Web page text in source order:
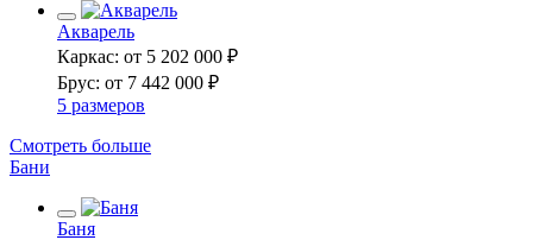
Акварель
Каркас: от 5 202 000 ₽
Брус: от 7 442 000 ₽
5 размеров
Смотреть больше
Бани
Баня